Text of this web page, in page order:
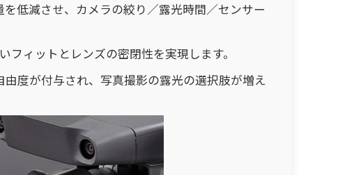
低減させ、カメラの絞り／露光時間／センサー
ィットとレンズの密閉性を実現します。
度が付与され、写真撮影の露光の選択肢が増え